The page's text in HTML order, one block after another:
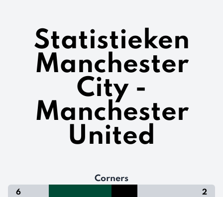
Statistieken
Manchester
City -
Manchester
United
Corners
6 2